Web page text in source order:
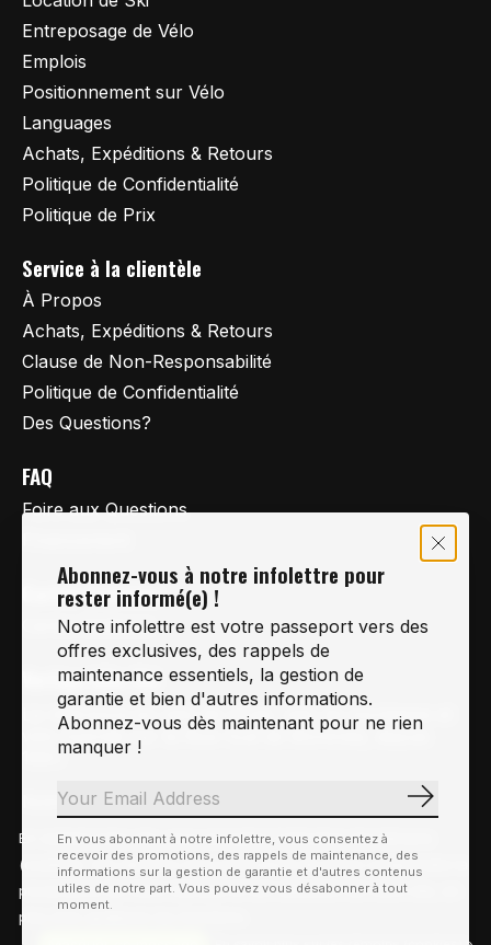
Entreposage de Vélo
Emplois
Positionnement sur Vélo
Languages
Achats, Expéditions & Retours
Politique de Confidentialité
Politique de Prix
Service à la clientèle
À Propos
Achats, Expéditions & Retours
Clause de Non-Responsabilité
Politique de Confidentialité
Des Questions?
FAQ
Foire aux Questions
Cartes-Cadeaux
Cartes Cadeaux
Vertige Vélo Ski
La référence en vélo de route, vélo de montagne et
vélo hybride sur la Rive-Sud de Montréal, depuis
1997.
Notre courriel
Info@vertigeveloski.com
1 (450) 464-8808
Abonnez-vous à notre infolettre pour
rester informé(e) !
Notre infolettre est votre passeport vers des
offres exclusives, des rappels de
maintenance essentiels, la gestion de
garantie et bien d'autres informations.
Abonnez-vous dès maintenant pour ne rien
manquer !
En vous abonnant à notre infolettre, vous consentez à
recevoir des promotions, des rappels de maintenance, des
informations sur la gestion de garantie et d'autres contenus
utiles de notre part. Vous pouvez vous désabonner à tout
moment.
En visitant notre site, vous acceptez l'utilisation des témoins
(cookies). Ces derniers nous permettent de mieux comprendre la
provenance de notre clientèle et son utilisation de notre site, en
plus d'en améliorer les fonctions.